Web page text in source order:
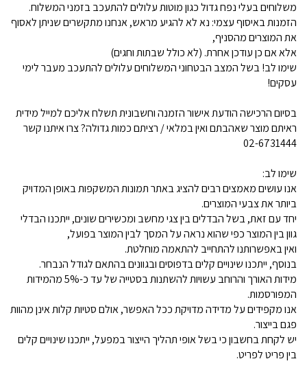
משלוחים בעלי נפח גדול כגון מוטות עלולים להתעכב בזמני המשלוח.
הזמנות באיסוף עצמי: נא לא להגיע מראש, אנחנו מתקשרים שניתן לאסוף
את המוצרים מהסניף,
אלא אם כן עודכן אחרת. (לא כולל שבתות וחגים)
שימו לב! בשל המצב הבטחוני המשלוחים עלולים להתעכב מעבר לימי
עסקים!
בסיום הרכישה הודעת אישור הזמנה וחשבונית תשלח אליכם למייל מידית
ראיתם מוצר שאהבתם ואין במלאי / רציתם כמות גדולה? צרו איתנו קשר
02-6731444
שימו לב:
אנו עושים מאמצים רבים להציג באתר תמונות המשקפות באופן המדויק
ביותר את צבעי המוצרים.
יחד עם זאת, בשל הבדלים בין צגי מחשב ומכשירים שונים, ייתכנו הבדלי
גוון בין המוצר כפי שהוא נראה על המסך לבין המוצר בפועל,
ואין באפשרותנו להתחייב להתאמה מוחלטת.
בנוסף, ייתכנו שינויים קלים בדפוסים ובגוונים בהתאם לגודל הנבחר.
מידות האורך והרוחב עשויות להשתנות בסטייה של עד כ-5% מהמידות
המפורסמות.
אנו מקפידים על מדידה מדויקת ככל האפשר, אולם סטיות קלות אינן מהוות
פגם בייצור.
יש לקחת בחשבון כי בשל אופי תהליך הייצור במפעל, ייתכנו שינויים קלים
בין פריט לפריט.